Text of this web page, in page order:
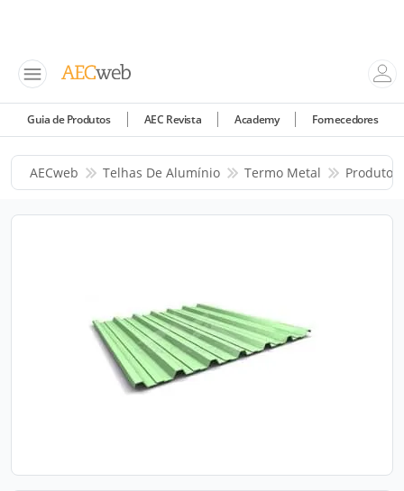
Guia de Produtos AEC Revista Academy Fornecedores
AECweb Telhas De Alumínio Termo Metal Produtos